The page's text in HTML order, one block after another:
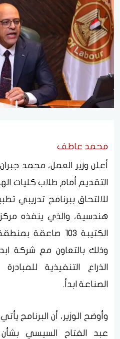
محمد عاطف
أعلن وزير العمل، محمد
التقديم أمام طلاب كليات
للالتحاق ببرنامج تدريبي
هندسية، والذي ينفذه
الكتيبة 103 صاعقة
وذلك بالتعاون مع شركة
الذراع التنفيذية
الصناعة ابدأ.
وأوضح الوزير، أن البرنامج
عبد الفتاح السيسي